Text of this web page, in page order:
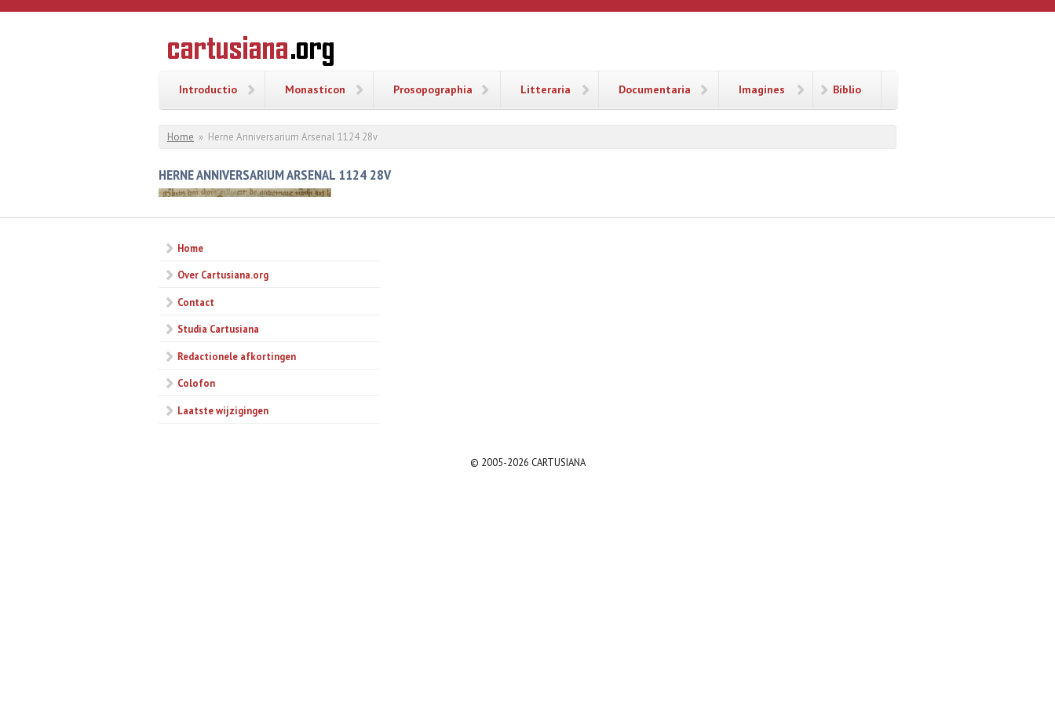
Overslaan en naar de inhoud gaan
CARTUSIANA
Geschiedenis
van de
Introductio Monasticon Prosopographia Litteraria Documentaria Imagines Biblio
U bent hier
Home » Herne Anniversarium Arsenal 1124 28v
HERNE ANNIVERSARIUM ARSENAL 1124 28V
Home
Over Cartusiana.org
Contact
Studia Cartusiana
Redactionele afkortingen
Colofon
Laatste wijzigingen
© 2005-2026 CARTUSIANA